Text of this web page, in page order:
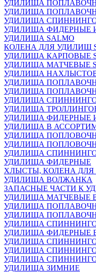
УДИЛИЩА
УДИЛИЩА
УДИЛИЩА
УДИЛИЩА ФИДЕРНЫЕ
УДИЛИЩА SALMO
КОЛЕНА ДЛЯ УДИЛИЩ
УДИЛИЩА КАРПОВЫЕ
УДИЛИЩА МАТЧЕВЫЕ
УДИЛИЩА
УДИЛИЩА
УДИЛИЩА
УДИЛИЩА
УДИЛИЩА
УДИЛИЩА ФИДЕРНЫЕ
УДИЛИЩА В
УДИЛИЩА
УДИЛИЩА
УДИЛИЩА
УДИЛИЩА ФИДЕРНЫЕ
ХЛЫСТЫ, КОЛЕНА
УДИЛИЩА ВОЛЖАНКА
ЗАПАСНЫЕ ЧАСТИ К
УДИЛИЩА МАТЧЕВЫЕ
УДИЛИЩА
УДИЛИЩА
УДИЛИЩА
УДИЛИЩА ФИДЕРНЫЕ
УДИЛИЩА
УДИЛИЩА
УДИЛИЩА
УДИЛИЩА ЗИМНИЕ